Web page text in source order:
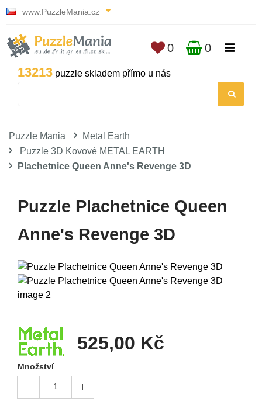
www.PuzzleMania.cz
13213 puzzle skladem přímo u nás
0 0
Puzzle Mania
Metal Earth
Puzzle 3D Kovové METAL EARTH
Plachetnice Queen Anne's Revenge 3D
Puzzle Plachetnice Queen
Anne's Revenge 3D
525,00 Kč
Množství
1